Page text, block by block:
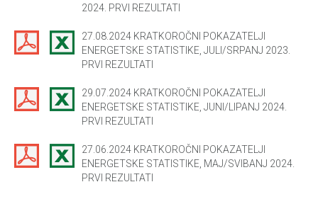
2024. PRVI REZULTATI
27.08.2024 KRATKOROČNI POKAZATELJI
ENERGETSKE STATISTIKE, JULI/SRPANJ 2023.
PRVI REZULTATI
29.07.2024 KRATKOROČNI POKAZATELJI
ENERGETSKE STATISTIKE, JUNI/LIPANJ 2024.
PRVI REZULTATI
27.06.2024 KRATKOROČNI POKAZATELJI
ENERGETSKE STATISTIKE, MAJ/SVIBANJ 2024.
PRVI REZULTATI